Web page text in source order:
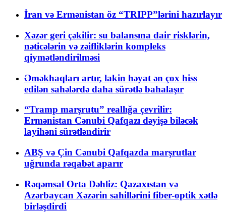
İran və Ermənistan öz “TRIPP”lərini hazırlayır
Xəzər geri çəkilir: su balansına dair risklərin,
nəticələrin və zəifliklərin kompleks
qiymətləndirilməsi
Əməkhaqları artır, lakin həyat ən çox hiss
edilən sahələrdə daha sürətlə bahalaşır
“Tramp marşrutu” reallığa çevrilir:
Ermənistan Cənubi Qafqazı dəyişə biləcək
layihəni sürətləndirir
ABŞ və Çin Cənubi Qafqazda marşrutlar
uğrunda rəqabət aparır
Rəqəmsal Orta Dəhliz: Qazaxıstan və
Azərbaycan Xəzərin sahillərini fiber-optik xətlə
birləşdirdi